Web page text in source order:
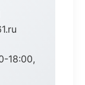
18:00,